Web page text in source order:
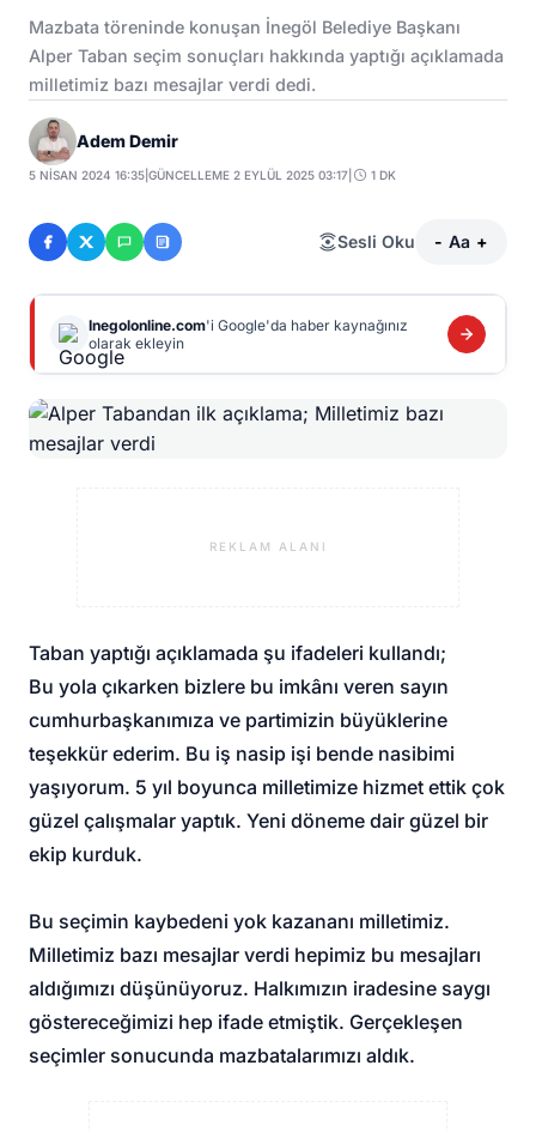
Mazbata töreninde konuşan İnegöl Belediye Başkanı
Alper Taban seçim sonuçları hakkında yaptığı açıklamada
milletimiz bazı mesajlar verdi dedi.
Adem Demir
5 NISAN 2024 16:35 |GÜNCELLEME 2 EYLÜL 2025 03:17 1 DK
Sesli Oku - Aa +
Inegolonline.com'i Google'da haber kaynağınız
olarak ekleyin
REKLAM ALANI
Taban yaptığı açıklamada şu ifadeleri kullandı;
Bu yola çıkarken bizlere bu imkânı veren sayın
cumhurbaşkanımıza ve partimizin büyüklerine
teşekkür ederim. Bu iş nasip işi bende nasibimi
yaşıyorum. 5 yıl boyunca milletimize hizmet ettik çok
güzel çalışmalar yaptık. Yeni döneme dair güzel bir
ekip kurduk.
Bu seçimin kaybedeni yok kazananı milletimiz.
Milletimiz bazı mesajlar verdi hepimiz bu mesajları
aldığımızı düşünüyoruz. Halkımızın iradesine saygı
göstereceğimizi hep ifade etmiştik. Gerçekleşen
seçimler sonucunda mazbatalarımızı aldık.